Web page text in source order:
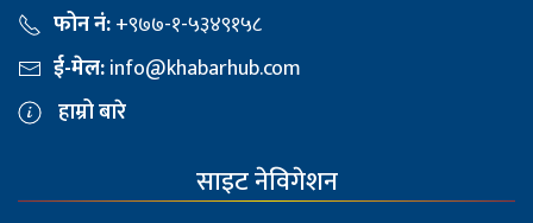
फोन नं:+९७७-१-५३४९१५८
ई-मेल:info@khabarhub.com
हाम्रो बारे
साइट नेविगेशन